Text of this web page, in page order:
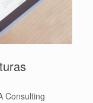
Consulting